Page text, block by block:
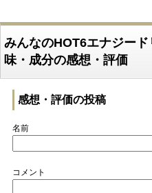
みんなのHOT6エナジー
味・成分の感想・評価
感想・評価の投稿
名前
コメント